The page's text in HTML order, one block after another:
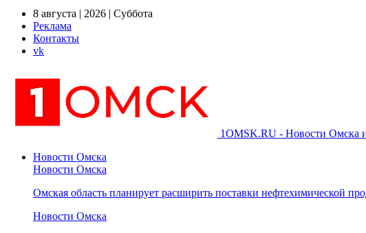
8 августа | 2026 | Суббота
Реклама
Контакты
vk
1OMSK.RU - Новости Омска
Новости Омска
Новости Омска
Омская область планирует расширить поставки нефтехимической
Новости Омска